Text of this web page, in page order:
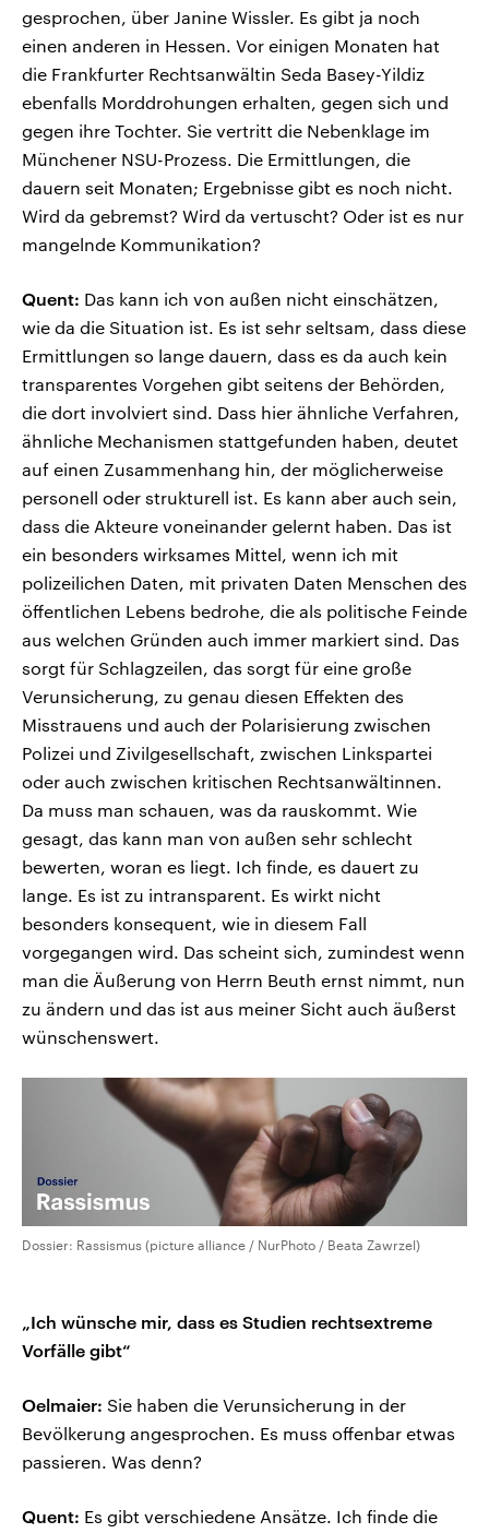
gesprochen, über Janine Wissler. Es gibt ja noch
einen anderen in Hessen. Vor einigen Monaten hat
die Frankfurter Rechtsanwältin Seda Basey-Yildiz
ebenfalls Morddrohungen erhalten, gegen sich und
gegen ihre Tochter. Sie vertritt die Nebenklage im
Münchener NSU-Prozess. Die Ermittlungen, die
dauern seit Monaten; Ergebnisse gibt es noch nicht.
Wird da gebremst? Wird da vertuscht? Oder ist es nur
mangelnde Kommunikation?
Quent: Das kann ich von außen nicht einschätzen,
wie da die Situation ist. Es ist sehr seltsam, dass diese
Ermittlungen so lange dauern, dass es da auch kein
transparentes Vorgehen gibt seitens der Behörden,
die dort involviert sind. Dass hier ähnliche Verfahren,
ähnliche Mechanismen stattgefunden haben, deutet
auf einen Zusammenhang hin, der möglicherweise
personell oder strukturell ist. Es kann aber auch sein,
dass die Akteure voneinander gelernt haben. Das ist
ein besonders wirksames Mittel, wenn ich mit
polizeilichen Daten, mit privaten Daten Menschen des
öffentlichen Lebens bedrohe, die als politische Feinde
aus welchen Gründen auch immer markiert sind. Das
sorgt für Schlagzeilen, das sorgt für eine große
Verunsicherung, zu genau diesen Effekten des
Misstrauens und auch der Polarisierung zwischen
Polizei und Zivilgesellschaft, zwischen Linkspartei
oder auch zwischen kritischen Rechtsanwältinnen.
Da muss man schauen, was da rauskommt. Wie
gesagt, das kann man von außen sehr schlecht
bewerten, woran es liegt. Ich finde, es dauert zu
lange. Es ist zu intransparent. Es wirkt nicht
besonders konsequent, wie in diesem Fall
vorgegangen wird. Das scheint sich, zumindest wenn
man die Äußerung von Herrn Beuth ernst nimmt, nun
zu ändern und das ist aus meiner Sicht auch äußerst
wünschenswert.
Dossier: Rassismus (picture alliance / NurPhoto / Beata Zawrzel)
„Ich wünsche mir, dass es Studien rechtsextreme
Vorfälle gibt“
Oelmaier: Sie haben die Verunsicherung in der
Bevölkerung angesprochen. Es muss offenbar etwas
passieren. Was denn?
Quent: Es gibt verschiedene Ansätze. Ich finde die